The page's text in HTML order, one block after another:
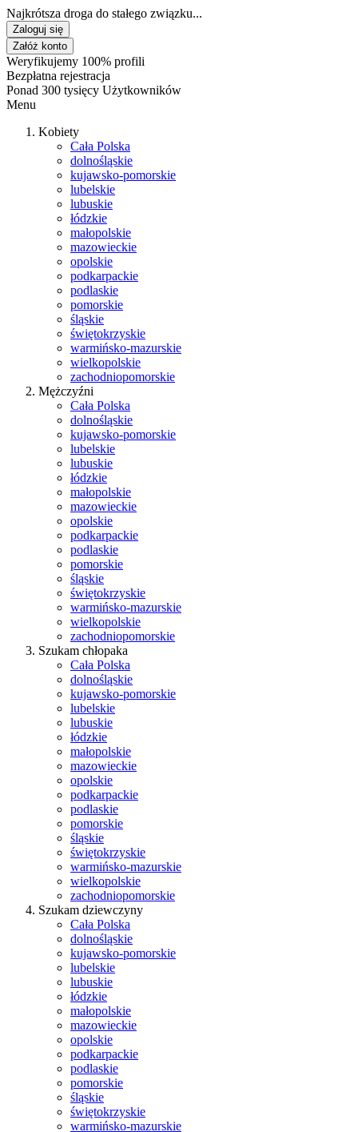
Najkrótsza droga do stałego związku...
Zaloguj się
Załóż konto
Weryfikujemy 100% profili
Bezpłatna rejestracja
Ponad 300 tysięcy Użytkowników
Menu
Kobiety
Cała Polska
dolnośląskie
kujawsko-pomorskie
lubelskie
lubuskie
łódzkie
małopolskie
mazowieckie
opolskie
podkarpackie
podlaskie
pomorskie
śląskie
świętokrzyskie
warmińsko-mazurskie
wielkopolskie
zachodniopomorskie
Mężczyźni
Cała Polska
dolnośląskie
kujawsko-pomorskie
lubelskie
lubuskie
łódzkie
małopolskie
mazowieckie
opolskie
podkarpackie
podlaskie
pomorskie
śląskie
świętokrzyskie
warmińsko-mazurskie
wielkopolskie
zachodniopomorskie
Szukam chłopaka
Cała Polska
dolnośląskie
kujawsko-pomorskie
lubelskie
lubuskie
łódzkie
małopolskie
mazowieckie
opolskie
podkarpackie
podlaskie
pomorskie
śląskie
świętokrzyskie
warmińsko-mazurskie
wielkopolskie
zachodniopomorskie
Szukam dziewczyny
Cała Polska
dolnośląskie
kujawsko-pomorskie
lubelskie
lubuskie
łódzkie
małopolskie
mazowieckie
opolskie
podkarpackie
podlaskie
pomorskie
śląskie
świętokrzyskie
warmińsko-mazurskie